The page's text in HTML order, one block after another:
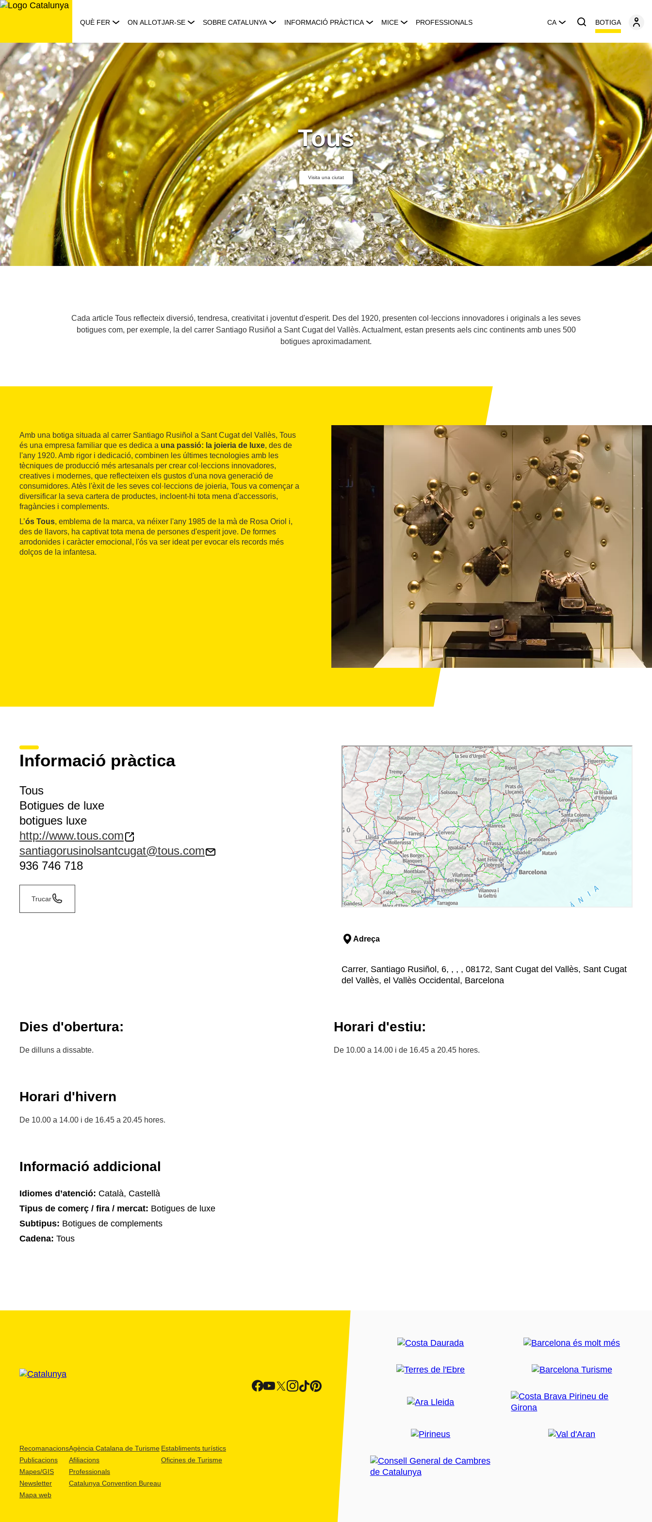
Saltar
QUÈ FER ON ALLOTJAR-SE SOBRE CATALUNYA INFORMACIÓ PRÀCTICA MICE PROFESSIONALS CA BOTIGA
Tous
Visita una ciutat
Cada article Tous reflecteix diversió, tendresa, creativitat i joventut d'esperit. Des del 1920, presenten col·leccions innovadores i originals a les seves
botigues com, per exemple, la del carrer Santiago Rusiñol a Sant Cugat del Vallès. Actualment, estan presents aels cinc continents amb unes 500
botigues aproximadament.
Amb una botiga situada al carrer Santiago Rusiñol a Sant Cugat del Vallès, Tous
és una empresa familiar que es dedica a una passió: la joieria de luxe, des de
l'any 1920. Amb rigor i dedicació, combinen les últimes tecnologies amb les
tècniques de producció més artesanals per crear col·leccions innovadores,
creatives i modernes, que reflecteixen els gustos d'una nova generació de
consumidores. Atès l'èxit de les seves col·leccions de joieria, Tous va començar a
diversificar la seva cartera de productes, incloent-hi tota mena d'accessoris,
fragàncies i complements.
L’ós Tous, emblema de la marca, va néixer l'any 1985 de la mà de Rosa Oriol i,
des de llavors, ha captivat tota mena de persones d'esperit jove. De formes
arrodonides i caràcter emocional, l'ós va ser ideat per evocar els records més
dolços de la infantesa.
Informació pràctica
Tous
Botigues de luxe
botigues luxe
http://www.tous.com
santiagorusinolsantcugat@tous.com
936 746 718
Trucar
Adreça
Carrer, Santiago Rusiñol, 6, , , , 08172, Sant Cugat del Vallès, Sant Cugat
del Vallès, el Vallès Occidental, Barcelona
Dies d'obertura:
De dilluns a dissabte.
Horari d'estiu:
De 10.00 a 14.00 i de 16.45 a 20.45 hores.
Horari d'hivern
De 10.00 a 14.00 i de 16.45 a 20.45 hores.
Informació addicional
Idiomes d’atenció: Català, Castellà
Tipus de comerç / fira / mercat: Botigues de luxe
Subtipus: Botigues de complements
Cadena: Tous
Recomanacions
Publicacions
Mapes/GIS
Newsletter
Mapa web
Agència Catalana de Turisme
Afiliacions
Professionals
Catalunya Convention Bureau
Establiments turístics
Oficines de Turisme